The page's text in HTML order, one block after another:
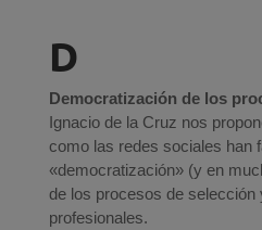
D
Democratización de los
Ignacio de la Cruz nos
como las redes sociales han
«democratización» (y en
de los procesos de selección
profesionales.